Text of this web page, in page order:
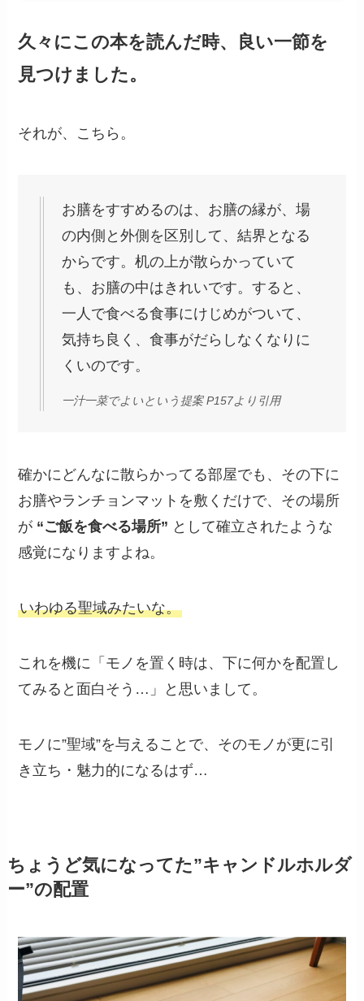
久々にこの本を読んだ時、良い一節を
見つけました。
それが、こちら。
お膳をすすめるのは、お膳の縁が、場
の内側と外側を区別して、結界となる
からです。机の上が散らかっていて
も、お膳の中はきれいです。すると、
一人で食べる食事にけじめがついて、
気持ち良く、食事がだらしなくなりに
くいのです。
一汁一菜でよいという提案 P157より引用
確かにどんなに散らかってる部屋でも、その下に
お膳やランチョンマットを敷くだけで、その場所
が “ご飯を食べる場所” として確立されたような
感覚になりますよね。
いわゆる聖域みたいな。
これを機に「モノを置く時は、下に何かを配置し
てみると面白そう…」と思いまして。
モノに”聖域”を与えることで、そのモノが更に引
き立ち・魅力的になるはず…
ちょうど気になってた”キャンドルホルダ
ー”の配置